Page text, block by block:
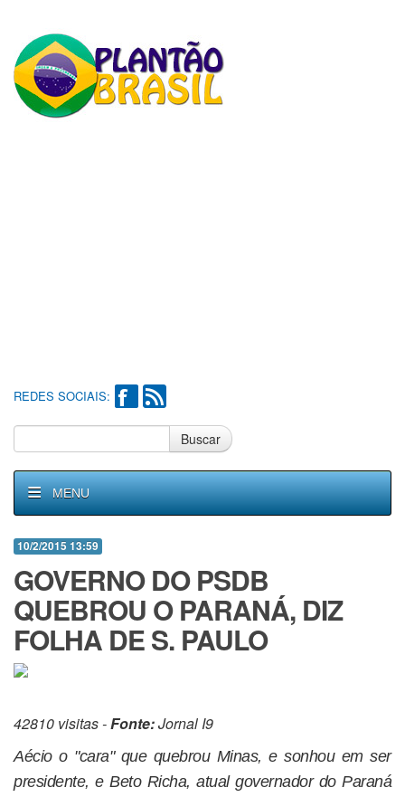
REDES SOCIAIS:
Buscar
MENU
10/2/2015 13:59
GOVERNO DO PSDB
QUEBROU O PARANÁ, DIZ
FOLHA DE S. PAULO
42810 visitas -Fonte:Jornal I9
Aécio o "cara" que quebrou Minas, e sonhou em ser
presidente, e Beto Richa, atual governador do Paraná